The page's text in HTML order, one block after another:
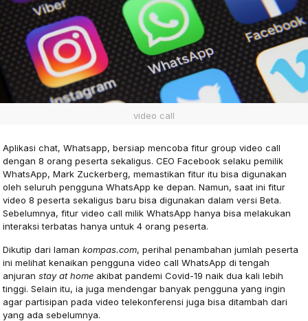
video call
Aplikasi chat, Whatsapp, bersiap mencoba fitur group video call
dengan 8 orang peserta sekaligus. CEO Facebook selaku pemilik
WhatsApp, Mark Zuckerberg, memastikan fitur itu bisa digunakan
oleh seluruh pengguna WhatsApp ke depan. Namun, saat ini fitur
video 8 peserta sekaligus baru bisa digunakan dalam versi Beta.
Sebelumnya, fitur video call milik WhatsApp hanya bisa melakukan
interaksi terbatas hanya untuk 4 orang peserta.
Dikutip dari lamankompas.com, perihal penambahan jumlah peserta
ini melihat kenaikan pengguna video call WhatsApp di tengah
anjuranstay at home akibat pandemi Covid-19 naik dua kali lebih
tinggi. Selain itu, ia juga mendengar banyak pengguna yang ingin
agar partisipan pada video telekonferensi juga bisa ditambah dari
yang ada sebelumnya.